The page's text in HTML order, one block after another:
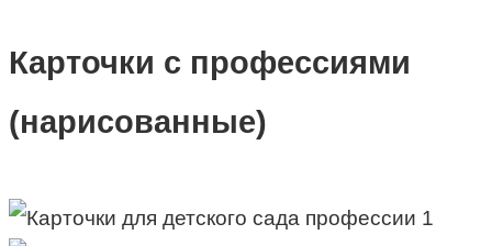
Карточки с профессиями
(нарисованные)